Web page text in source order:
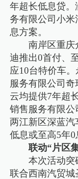
年超长低息贷。
务有限公司小
息方案。
南岸区重庆
迪推出0首付、
应10台特价车
服务有限公司
云均提供7年超
销售服务有限公
两江新区深蓝汽
低息或至高5年0
联动“片区
本次活动突
联合西南汽贸城